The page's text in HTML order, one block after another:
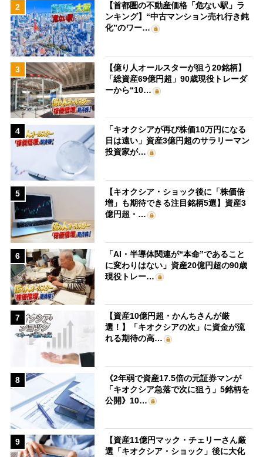
2
【首都圏の不動産価格「危ない駅」ラ
ンキング】“中古マンション売れ行き鈍
化”のワー…
3
【億り人オールスターが狙う20銘柄】
「総資産69億円超」90歳現役トレーダ
ーから“10…
4
「キオクシアが再び株価10万円になる
日は遠い」資産3億円超のサラリーマン
投資家が…
5
【キオクシア・ショック後に「株価倍
増」も期待できる注目銘柄5選】資産3
億円超・…
6
「AI・半導体関連が“本命”であること
に変わりはない」資産20億円超の90歳
現役トレー…
7
【資産10億円超・かんちさんが厳
選！】「キオクシアの次」に資金が流
れる期待の高…
8
《2年弱で資産17.5倍の元証券マンが
「キオクシア急落で次に狙う」5銘柄を
公開》10…
9
【資産11億円マック・チェリーさん厳
選「キオクシア・ショック」後に大化